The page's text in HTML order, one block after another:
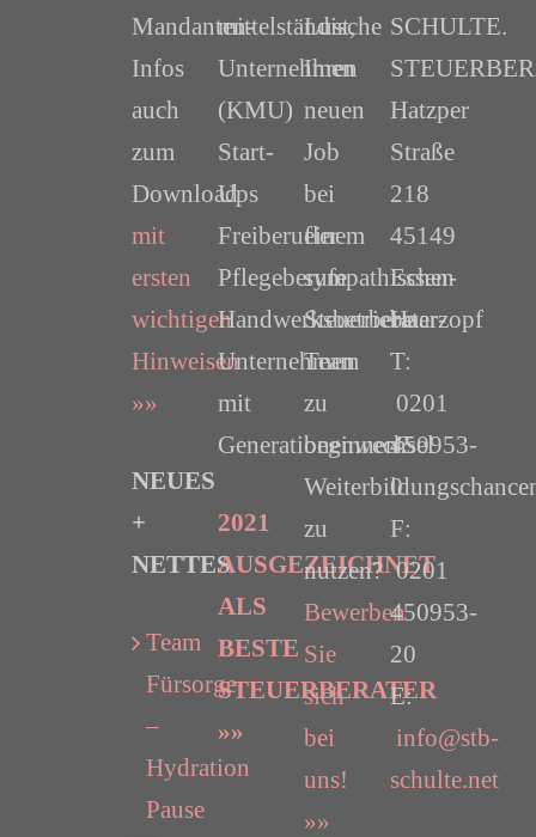
Mandanten-
Infos
auch
zum
Download
mit
ersten
wichtigen
Hinweisen
»»
NEUES
+
NETTES
Team
Fürsorge
–
Hydration
Pause
mittelständische
Unternehmen
(KMU)
Start-
Ups
Freiberufler
Pflegeberufe
Handwerksbetriebe
Unternehmen
mit
Generationenwechsel
2021
AUSGEZEICHNET
ALS
BESTE
STEUERBERATER
»»
Lust,
Ihren
neuen
Job
bei
einem
sympathischen
Steuerberater-
Team
zu
beginnen?
zu
nutzen?
Bewerben
Sie
sich
bei
uns!
»»
SCHULTE.
Hatzper
Straße
218
45149
Essen-
Haarzopf
T:
0201
450953-
0
F:
0201
450953-
20
E:
info@stb-
schulte.net